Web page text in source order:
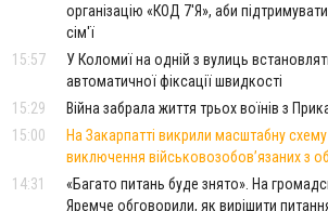
організацію «КОД 7'Я», аби підтримувати
сім'ї
15:57
У Коломиї на одній з вулиць
автоматичної фіксації швидкості
15:29
Війна забрала життя трьох воїнів з
15:00
На Закарпатті викрили масштабну
виключення військовозобов’язаних з
14:31
«Багато питань буде знято». На
Яремче обговорили, як вирішити